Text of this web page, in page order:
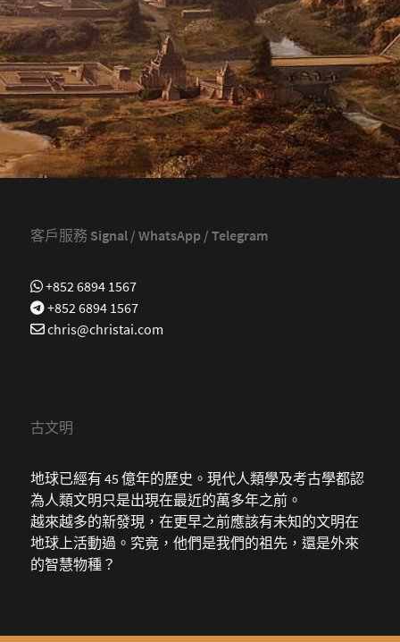
客戶服務 Signal / WhatsApp / Telegram
+852 6894 1567
+852 6894 1567
chris@christai.com
古文明
地球已經有 45 億年的歷史。現代人類學及考古學都認
為人類文明只是出現在最近的萬多年之前。
越來越多的新發現，在更早之前應該有未知的文明在
地球上活動過。究竟，他們是我們的祖先，還是外來
的智慧物種？